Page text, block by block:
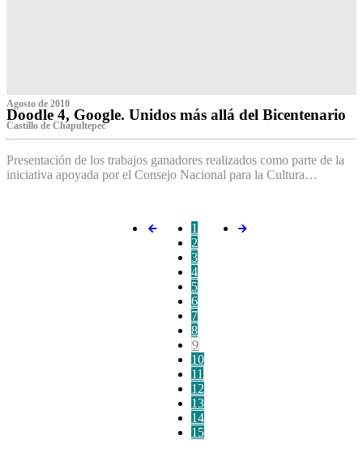
Agosto de 2010
Doodle 4, Google. Unidos más allá del Bicentenario
Castillo de Chapultepec
Presentación de los trabajos ganadores realizados como parte de la
iniciativa apoyada por el Consejo Nacional para la Cultura…
1
2
3
4
5
6
7
8
9
10
11
12
13
14
15